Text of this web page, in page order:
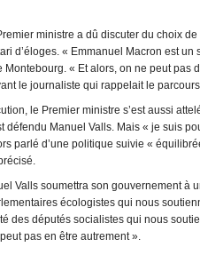
ministre a dû discuter du choix
d’éloges. « Emmanuel Macron est un
Montebourg. « Et alors, on ne peut pas
le journaliste qui rappelait le
le Premier ministre s’est aussi
défendu Manuel Valls. Mais « je suis
parlé d’une politique suivie «
Valls soumettra son gouvernement à
écologistes qui nous
des députés socialistes qui nous
pas en être autrement ».